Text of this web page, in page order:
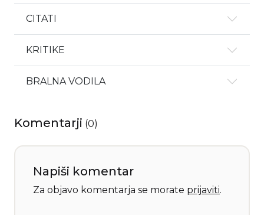
CITATI
KRITIKE
BRALNA VODILA
Komentarji (0)
Napiši komentar
Za objavo komentarja se morate prijaviti.